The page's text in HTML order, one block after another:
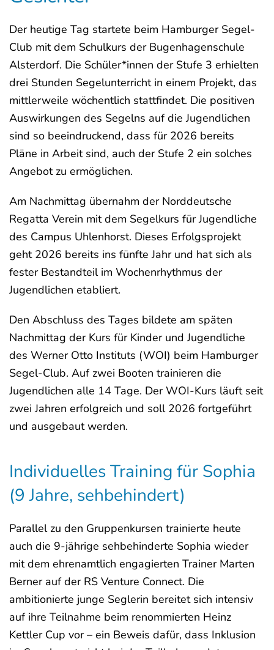
Der heutige Tag startete beim Hamburger Segel-
Club mit dem Schulkurs der Bugenhagenschule
Alsterdorf. Die Schüler*innen der Stufe 3 erhielten
drei Stunden Segelunterricht in einem Projekt, das
mittlerweile wöchentlich stattfindet. Die positiven
Auswirkungen des Segelns auf die Jugendlichen
sind so beeindruckend, dass für 2026 bereits
Pläne in Arbeit sind, auch der Stufe 2 ein solches
Angebot zu ermöglichen.
Am Nachmittag übernahm der Norddeutsche
Regatta Verein mit dem Segelkurs für Jugendliche
des Campus Uhlenhorst. Dieses Erfolgsprojekt
geht 2026 bereits ins fünfte Jahr und hat sich als
fester Bestandteil im Wochenrhythmus der
Jugendlichen etabliert.
Den Abschluss des Tages bildete am späten
Nachmittag der Kurs für Kinder und Jugendliche
des Werner Otto Instituts (WOI) beim Hamburger
Segel-Club. Auf zwei Booten trainieren die
Jugendlichen alle 14 Tage. Der WOI-Kurs läuft seit
zwei Jahren erfolgreich und soll 2026 fortgeführt
und ausgebaut werden.
Individuelles Training für Sophia
(9 Jahre, sehbehindert)
Parallel zu den Gruppenkursen trainierte heute
auch die 9-jährige sehbehinderte Sophia wieder
mit dem ehrenamtlich engagierten Trainer Marten
Berner auf der RS Venture Connect. Die
ambitionierte junge Seglerin bereitet sich intensiv
auf ihre Teilnahme beim renommierten Heinz
Kettler Cup vor – ein Beweis dafür, dass Inklusion